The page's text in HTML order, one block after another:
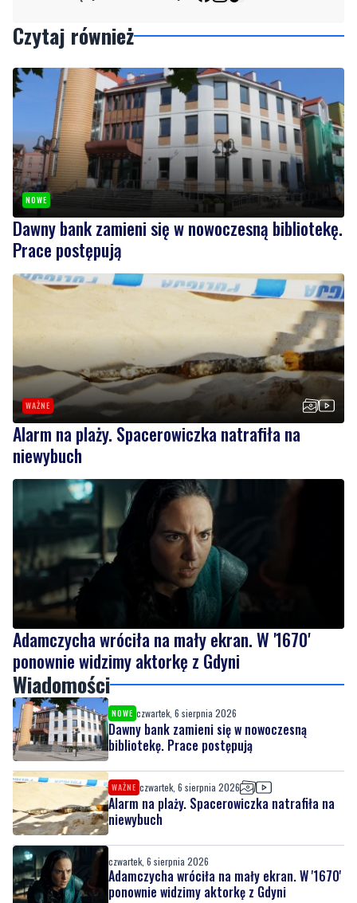
Czytaj również
NOWE
Dawny bank zamieni się w nowoczesną bibliotekę.
Prace postępują
WAŻNE
Alarm na plaży. Spacerowiczka natrafiła na
niewybuch
Adamczycha wróciła na mały ekran. W '1670'
ponownie widzimy aktorkę z Gdyni
Wiadomości
NOWE czwartek, 6 sierpnia 2026
Dawny bank zamieni się w nowoczesną
bibliotekę. Prace postępują
WAŻNE czwartek, 6 sierpnia 2026
Alarm na plaży. Spacerowiczka natrafiła na
niewybuch
czwartek, 6 sierpnia 2026
Adamczycha wróciła na mały ekran. W '1670'
ponownie widzimy aktorkę z Gdyni